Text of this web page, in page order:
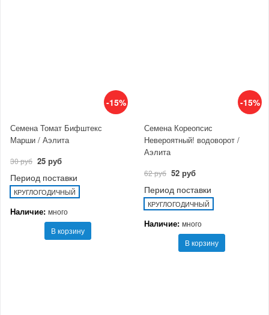
-15%
Семена Томат Бифштекс
Марши / Аэлита
30 руб 25 руб
Период поставки
КРУГЛОГОДИЧНЫЙ
Наличие: много
В корзину
-15%
Семена Кореопсис
Невероятный! водоворот /
Аэлита
62 руб 52 руб
Период поставки
КРУГЛОГОДИЧНЫЙ
Наличие: много
В корзину